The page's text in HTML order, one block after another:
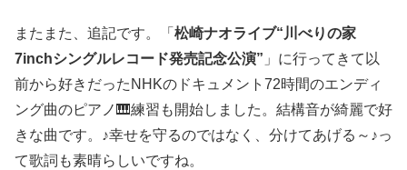
またまた、追記です。「 松崎ナオライブ“川べりの家
7inchシングルレコード発売記念公演” 」に行ってきて以
前から好きだったNHKのドキュメント72時間のエンディ
ング曲のピアノ🎹練習も開始しました。結構音が綺麗で好
きな曲です。♪幸せを守るのではなく、分けてあげる～♪っ
て歌詞も素晴らしいですね。